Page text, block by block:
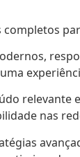
nas